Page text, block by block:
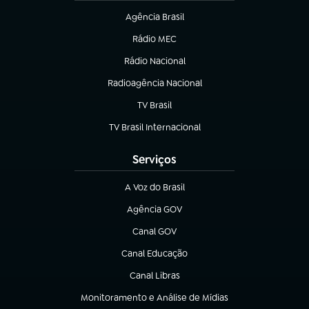
Agência Brasil
(abre em nova aba)
Rádio MEC
(abre em nova aba)
Rádio Nacional
Radioagência Nacional
(abre em nova aba)
TV Brasil
(abre em nova aba)
TV Brasil Internacional
(abre em nova aba)
Serviços
A Voz do Brasil
(abre em nova aba)
Agência GOV
(abre em nova aba)
Canal GOV
(abre em nova aba)
Canal Educação
(abre em nova aba)
Canal Libras
(abre em nova aba)
Monitoramento e Análise de Mídias
(abre em nova aba)